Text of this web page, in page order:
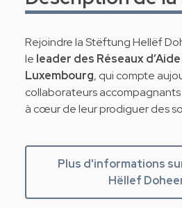
Rejoindre la Stëftung Hellëf
le leader des Réseaux
Luxembourg, qui compte
collaborateurs
à cœur de leur prodiguer des
Plus d'informations
Hëllef